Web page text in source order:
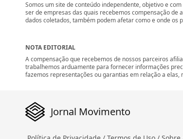
Somos um site de conteúdo independente, objetivo e
ser de empresas das quais recebemos compensação
dados coletados, também podem afetar como e onde os
NOTA EDITORIAL
A compensação que recebemos de nossos parceiros
trabalhemos arduamente para fornecer informações
fazemos representações ou garantias em relação a
Jornal Movimento